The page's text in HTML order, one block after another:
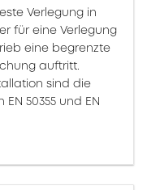
Verlegung in
für eine Verlegung
eine begrenzte
auftritt.
sind die
50355 und EN